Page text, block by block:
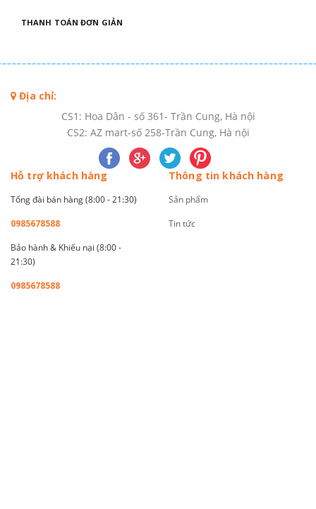
THANH TOÁN ĐƠN GIẢN
Địa chỉ:
CS1: Hoa Dân - số 361- Trần Cung, Hà nội
CS2: AZ mart-số 258-Trần Cung, Hà nội
Hỗ trợ khách hàng
Tổng đài bán hàng (8:00 - 21:30)
0985678588
Bảo hành & Khiếu nại (8:00 -
21:30)
0985678588
Thông tin khách hàng
Sản phẩm
Tin tức